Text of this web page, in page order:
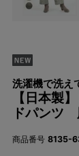
洗濯機で洗え
【日本製
ドパンツ
商品番号 8135-